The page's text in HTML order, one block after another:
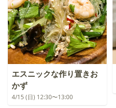
エスニックな作り置きお
かず
4/15 (日) 12:30〜13:00